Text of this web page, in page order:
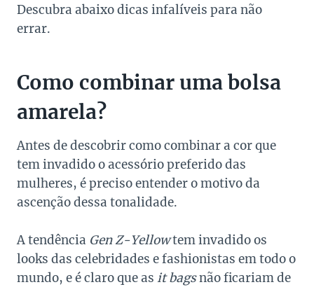
Descubra abaixo dicas infalíveis para não
errar.
Como combinar uma bolsa
amarela?
Antes de descobrir como combinar a cor que
tem invadido o acessório preferido das
mulheres, é preciso entender o motivo da
ascenção dessa tonalidade.
A tendência Gen Z-Yellowtem invadido os
looks das celebridades e fashionistas em todo o
mundo, e é claro que as it bagsnão ficariam de